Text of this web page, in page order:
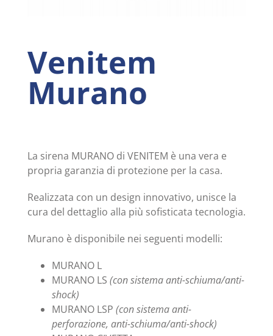
Venitem
Murano
La sirena MURANO di VENITEM è una vera e
propria garanzia di protezione per la casa.
Realizzata con un design innovativo, unisce la
cura del dettaglio alla più sofisticata tecnologia.
Murano è disponibile nei seguenti modelli:
MURANO L
MURANO LS (con sistema anti-schiuma/anti-
shock)
MURANO LSP (con sistema anti-
perforazione, anti-schiuma/anti-shock)